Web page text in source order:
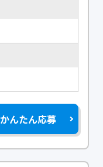
かんたん応募